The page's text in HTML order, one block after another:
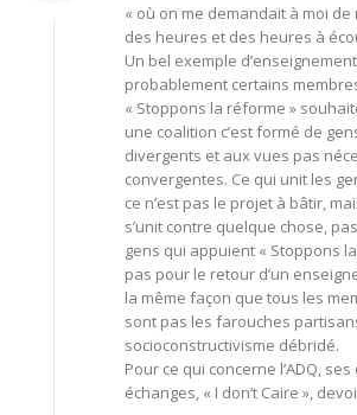
« où on me demandait à moi
des heures et des heures à
Un bel exemple
probablement certains
« Stoppons la réforme »
une coalition c’est formé de
divergents et aux vues pas
convergentes. Ce qui unit les
ce n’est pas le projet à bâtir,
s’unit contre quelque chose,
gens qui appuient « Stoppons
pas pour le retour d’un
la même façon que tous les
sont pas les farouches
socioconstructivisme débridé.
Pour ce qui concerne l’ADQ,
échanges, « I don’t Caire »,